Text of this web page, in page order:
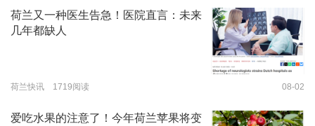
荷兰又一种医生告急！医院直言：未来
几年都缺人
荷兰快讯 1719阅读 08-02
爱吃水果的注意了！今年荷兰苹果将变